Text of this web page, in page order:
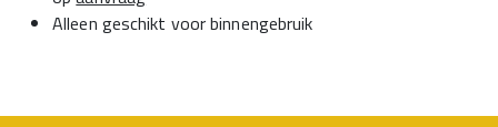
Alleen geschikt voor binnengebruik